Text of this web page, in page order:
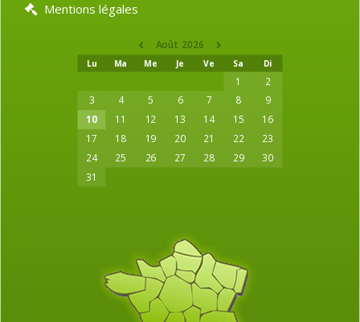
Mentions légales
Août 2026
Lu Ma Me Je Ve Sa Di
1
2
3
4 5 6 7 8
9
10
11 12 13 14 15 16
17 18 19 20 21 22 23
24 25 26 27 28 29
30
31